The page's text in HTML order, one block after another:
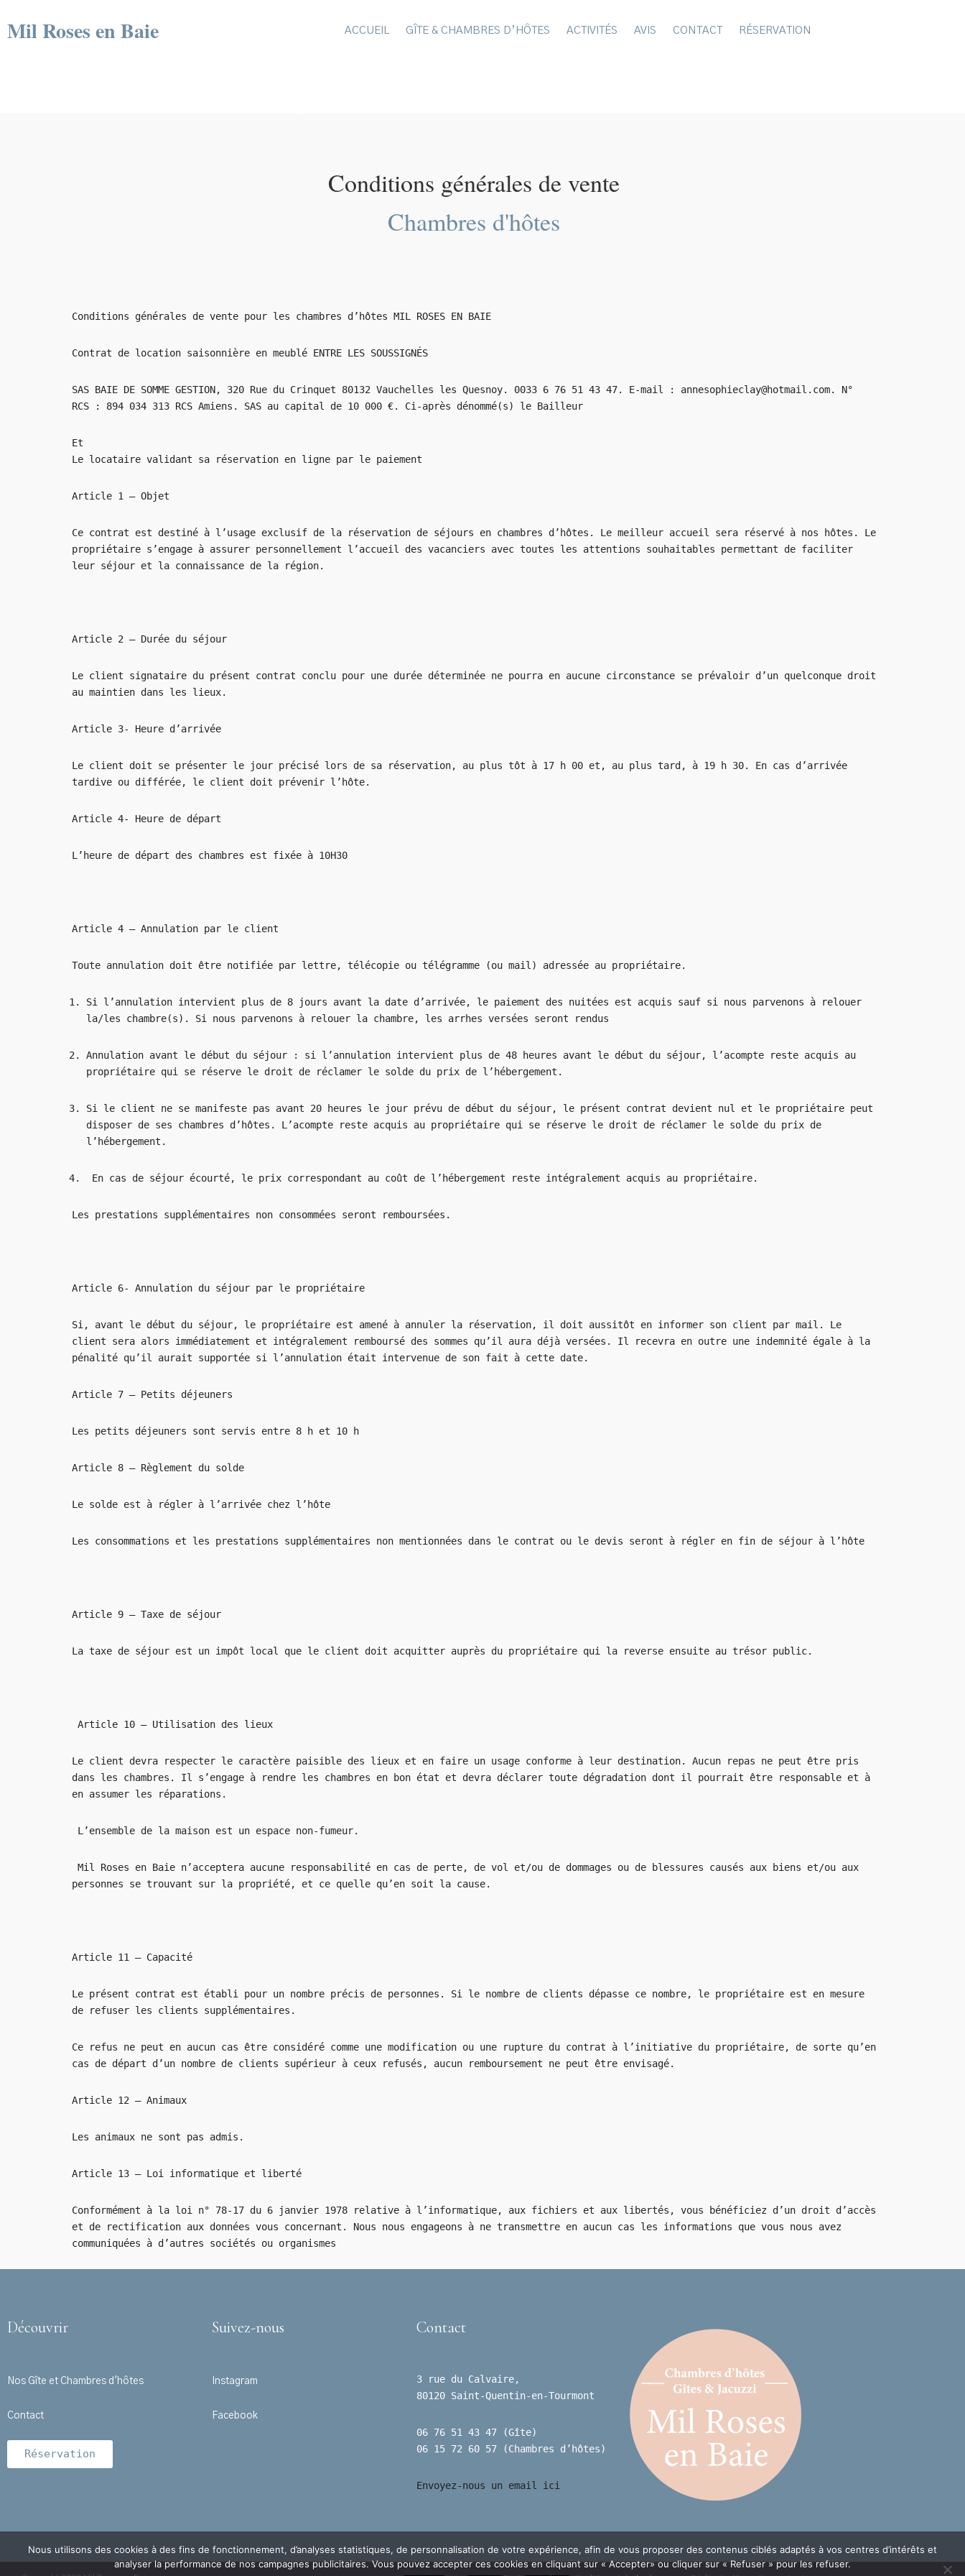
Mil Roses en Baie ACCUEIL GÎTE & CHAMBRES D’HÔTES ACTIVITÉS AVIS CONTACT RÉSERVATION
Conditions générales de vente
Chambres d'hôtes
Conditions générales de vente pour les chambres d’hôtes MIL ROSES EN BAIE
Contrat de location saisonnière en meublé ENTRE LES SOUSSIGNÉS
SAS BAIE DE SOMME GESTION, 320 Rue du Crinquet 80132 Vauchelles les Quesnoy. 0033 6 76 51 43 47. E-mail : annesophieclay@hotmail.com. N°
RCS : 894 034 313 RCS Amiens. SAS au capital de 10 000 €. Ci-après dénommé(s) le Bailleur
Et
Le locataire validant sa réservation en ligne par le paiement
Article 1 – Objet
Ce contrat est destiné à l’usage exclusif de la réservation de séjours en chambres d’hôtes. Le meilleur accueil sera réservé à nos hôtes. Le
propriétaire s’engage à assurer personnellement l’accueil des vacanciers avec toutes les attentions souhaitables permettant de faciliter
leur séjour et la connaissance de la région.
Article 2 – Durée du séjour
Le client signataire du présent contrat conclu pour une durée déterminée ne pourra en aucune circonstance se prévaloir d’un quelconque droit
au maintien dans les lieux.
Article 3- Heure d’arrivée
Le client doit se présenter le jour précisé lors de sa réservation, au plus tôt à 17 h 00 et, au plus tard, à 19 h 30. En cas d’arrivée
tardive ou différée, le client doit prévenir l’hôte.
Article 4- Heure de départ
L’heure de départ des chambres est fixée à 10H30
Article 4 – Annulation par le client
Toute annulation doit être notifiée par lettre, télécopie ou télégramme (ou mail) adressée au propriétaire.
Si l’annulation intervient plus de 8 jours avant la date d’arrivée, le paiement des nuitées est acquis sauf si nous parvenons à relouer
la/les chambre(s). Si nous parvenons à relouer la chambre, les arrhes versées seront rendus
Annulation avant le début du séjour : si l’annulation intervient plus de 48 heures avant le début du séjour, l’acompte reste acquis au
propriétaire qui se réserve le droit de réclamer le solde du prix de l’hébergement.
Si le client ne se manifeste pas avant 20 heures le jour prévu de début du séjour, le présent contrat devient nul et le propriétaire peut
disposer de ses chambres d’hôtes. L’acompte reste acquis au propriétaire qui se réserve le droit de réclamer le solde du prix de
l’hébergement.
En cas de séjour écourté, le prix correspondant au coût de l’hébergement reste intégralement acquis au propriétaire.
Les prestations supplémentaires non consommées seront remboursées.
Article 6- Annulation du séjour par le propriétaire
Si, avant le début du séjour, le propriétaire est amené à annuler la réservation, il doit aussitôt en informer son client par mail. Le
client sera alors immédiatement et intégralement remboursé des sommes qu’il aura déjà versées. Il recevra en outre une indemnité égale à la
pénalité qu’il aurait supportée si l’annulation était intervenue de son fait à cette date.
Article 7 – Petits déjeuners
Les petits déjeuners sont servis entre 8 h et 10 h
Article 8 – Règlement du solde
Le solde est à régler à l’arrivée chez l’hôte
Les consommations et les prestations supplémentaires non mentionnées dans le contrat ou le devis seront à régler en fin de séjour à l’hôte
Article 9 – Taxe de séjour
La taxe de séjour est un impôt local que le client doit acquitter auprès du propriétaire qui la reverse ensuite au trésor public.
Article 10 – Utilisation des lieux
Le client devra respecter le caractère paisible des lieux et en faire un usage conforme à leur destination. Aucun repas ne peut être pris
dans les chambres. Il s’engage à rendre les chambres en bon état et devra déclarer toute dégradation dont il pourrait être responsable et à
en assumer les réparations.
L’ensemble de la maison est un espace non-fumeur.
Mil Roses en Baie n’acceptera aucune responsabilité en cas de perte, de vol et/ou de dommages ou de blessures causés aux biens et/ou aux
personnes se trouvant sur la propriété, et ce quelle qu’en soit la cause.
Article 11 – Capacité
Le présent contrat est établi pour un nombre précis de personnes. Si le nombre de clients dépasse ce nombre, le propriétaire est en mesure
de refuser les clients supplémentaires.
Ce refus ne peut en aucun cas être considéré comme une modification ou une rupture du contrat à l’initiative du propriétaire, de sorte qu’en
cas de départ d’un nombre de clients supérieur à ceux refusés, aucun remboursement ne peut être envisagé.
Article 12 – Animaux
Les animaux ne sont pas admis.
Article 13 – Loi informatique et liberté
Conformément à la loi n° 78-17 du 6 janvier 1978 relative à l’informatique, aux fichiers et aux libertés, vous bénéficiez d’un droit d’accès
et de rectification aux données vous concernant. Nous nous engageons à ne transmettre en aucun cas les informations que vous nous avez
communiquées à d’autres sociétés ou organismes
Découvrir
Nos Gîte et Chambres d'hôtes
Contact
Réservation
Suivez-nous
Instagram
Facebook
Contact
3 rue du Calvaire,
80120 Saint-Quentin-en-Tourmont
06 76 51 43 47 (Gîte)
06 15 72 60 57 (Chambres d’hôtes)
Envoyez-nous un email ici
Nous utilisons des cookies à des fins de fonctionnement, d’analyses statistiques, de personnalisation de votre expérience, afin de vous proposer des contenus ciblés adaptés à vos centres d’intérêts et
analyser la performance de nos campagnes publicitaires. Vous pouvez accepter ces cookies en cliquant sur « Accepter» ou cliquer sur « Refuser » pour les refuser.